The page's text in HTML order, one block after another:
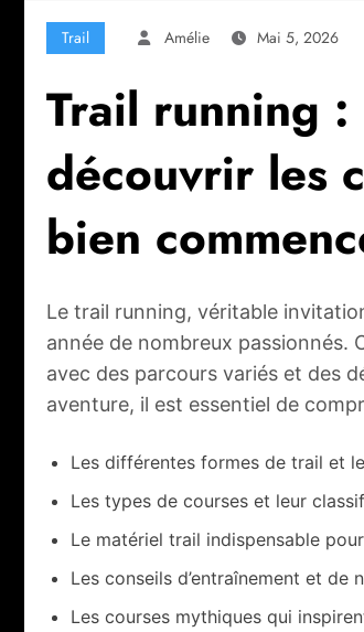
Trail Amélie Mai 5, 2026
Trail running :
découvrir les
bien
Le trail running, véritable
année de nombreux passionnés.
avec des parcours variés et des
aventure, il est essentiel de
Les différentes formes de trail et
Les types de courses et leur
Le matériel trail indispensable
Les conseils d’entraînement et
Les courses mythiques qui